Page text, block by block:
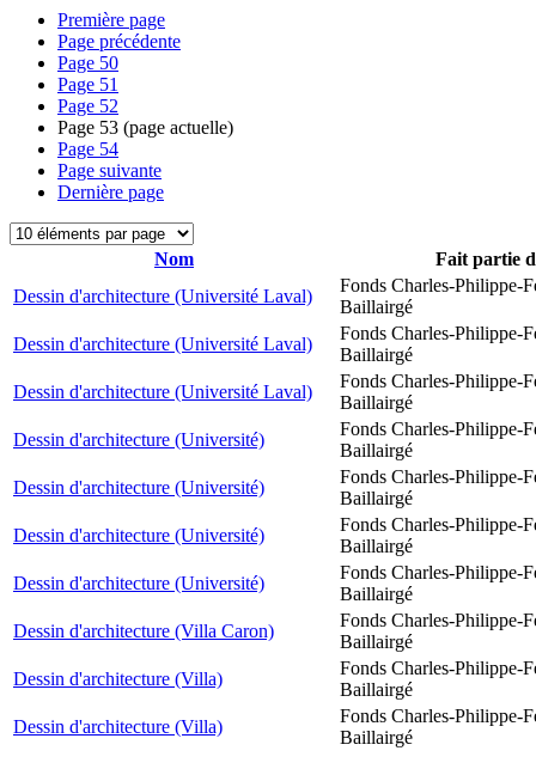
Première page
Page précédente
Page 50
Page 51
Page 52
Page 53 (page actuelle)
Page 54
Page suivante
Dernière page
Nom
Fait partie
Dessin d'architecture (Université Laval)
Fonds Charles-Philippe-
Baillairgé
Dessin d'architecture (Université Laval)
Fonds Charles-Philippe-
Baillairgé
Dessin d'architecture (Université Laval)
Fonds Charles-Philippe-
Baillairgé
Dessin d'architecture (Université)
Fonds Charles-Philippe-
Baillairgé
Dessin d'architecture (Université)
Fonds Charles-Philippe-
Baillairgé
Dessin d'architecture (Université)
Fonds Charles-Philippe-
Baillairgé
Dessin d'architecture (Université)
Fonds Charles-Philippe-
Baillairgé
Dessin d'architecture (Villa Caron)
Fonds Charles-Philippe-
Baillairgé
Dessin d'architecture (Villa)
Fonds Charles-Philippe-
Baillairgé
Dessin d'architecture (Villa)
Fonds Charles-Philippe-
Baillairgé